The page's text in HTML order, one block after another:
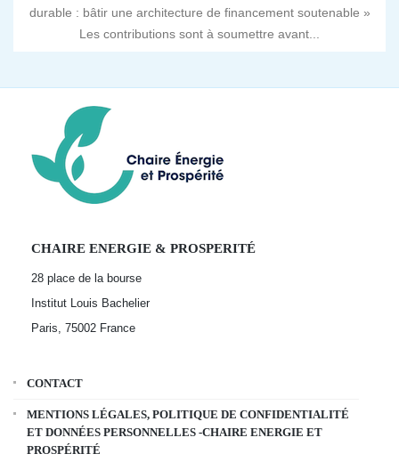
durable : bâtir une architecture de financement soutenable »
Les contributions sont à soumettre avant...
CHAIRE ENERGIE & PROSPERITÉ
28 place de la bourse
Institut Louis Bachelier
Paris, 75002 France
CONTACT
MENTIONS LÉGALES, POLITIQUE DE CONFIDENTIALITÉ
ET DONNÉES PERSONNELLES -CHAIRE ENERGIE ET
PROSPÉRITÉ